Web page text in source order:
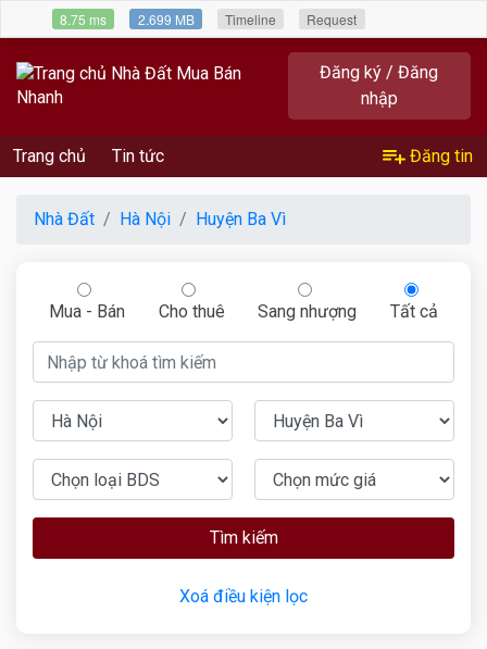
Đăng ký / Đăng
nhập
Trang chủ Tin tức Đăng tin
Nhà Đất Hà Nội Huyện Ba Vì
Mua - Bán Cho thuê Sang nhượng Tất cả
Tìm kiếm
Xoá điều kiện lọc
8.75 ms 2.699 MB Timeline Request